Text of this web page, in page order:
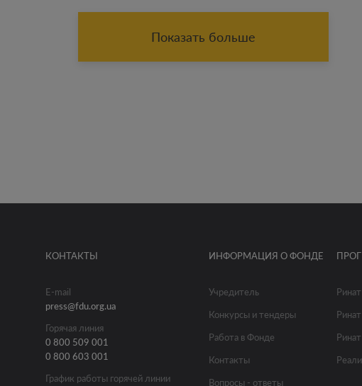
Показать больше
КОНТАКТЫ
E-mail
press@fdu.org.ua
Горячая линия
0 800 509 001
0 800 603 001
График работы горячей линии
ИНФОРМАЦИЯ О ФОНДЕ
Учредитель
Конкурсы и тендеры
Работа в Фонде
Контакты
Вопросы - ответы